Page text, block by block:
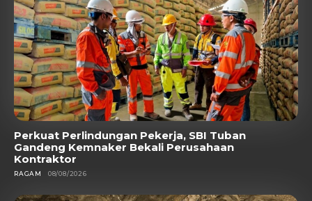
Perkuat Perlindungan Pekerja, SBI Tuban
Gandeng Kemnaker Bekali Perusahaan
Kontraktor
RAGAM 08/08/2026